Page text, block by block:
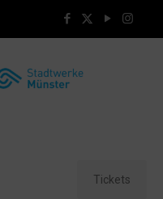
Tickets